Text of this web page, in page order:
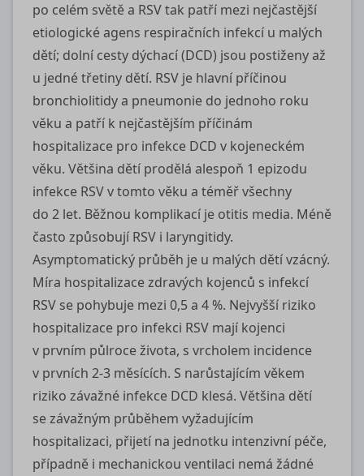
po celém světě a RSV tak patří mezi nejčastější
etiologické agens respiračních infekcí u malých
dětí; dolní cesty dýchací (DCD) jsou postiženy až
u jedné třetiny dětí. RSV je hlavní příčinou
bronchiolitidy a pneumonie do jednoho roku
věku a patří k nejčastějším příčinám
hospitalizace pro infekce DCD v kojeneckém
věku. Většina dětí prodělá alespoň 1 epizodu
infekce RSV v tomto věku a téměř všechny
do 2 let. Běžnou komplikací je otitis media. Méně
často způsobují RSV i laryngitidy.
Asymptomatický průběh je u malých dětí vzácný.
Míra hospitalizace zdravých kojenců s infekcí
RSV se pohybuje mezi 0,5 a 4 %. Nejvyšší riziko
hospitalizace pro infekci RSV mají kojenci
v prvním půlroce života, s vrcholem incidence
v prvních 2‑3 měsících. S narůstajícím věkem
riziko závažné infekce DCD klesá. Většina dětí
se závažným průběhem vyžadujícím
hospitalizaci, přijetí na jednotku intenzivní péče,
případně i mechanickou ventilaci nemá žádné